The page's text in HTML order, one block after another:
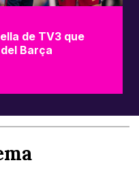
de TV3 que
Barça